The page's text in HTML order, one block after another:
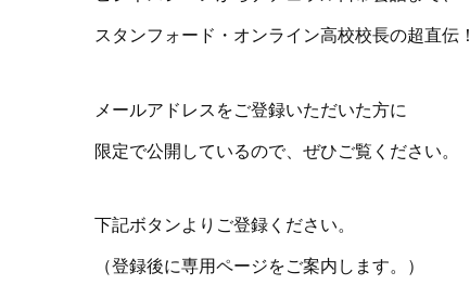
スタンフォード・オンライン高校校長の超直伝！
メールアドレスをご登録いただいた方に
限定で公開しているので、ぜひご覧ください。
下記ボタンよりご登録ください。
（登録後に専用ページをご案内します。）